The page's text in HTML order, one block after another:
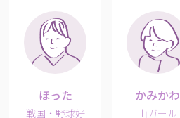
ほった
戦国・野球好
かみかわ
山ガール